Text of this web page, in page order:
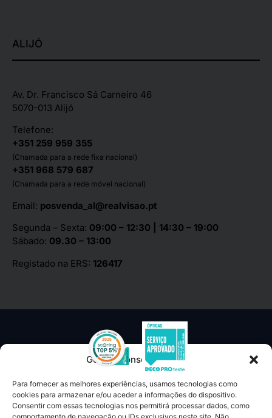
Gerir o Consentimento
Para fornecer as melhores experiências, usamos tecnologias como
cookies para armazenar e/ou aceder a informações do dispositivo.
Consentir com essas tecnologias nos permitirá processar dados, como
ALIJÓ
Av. Dr. Francisco Sá Carneiro 46
5070-013 Alijó
Telefone:
+351 259 959 355
(Chamada para a rede fixa nacional)
+351 968 579 687
(Chamada para a rede móvel nacional)
Email: posvenda_al@realvisao.pt
Segunda – Sexta: 09:00 – 12:30 | 14:30 – 19:00
Sábado: 09.30 – 13:00
Registado na ERS: 126417
TERMOS E CONDIÇÕES
LIVRO DE RECLAMAÇÕES